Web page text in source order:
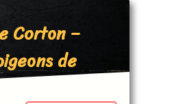
Corton –
de
?